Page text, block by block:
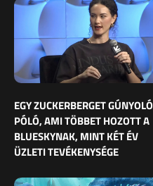
EGY ZUCKERBERGET GÚNYOLÓ
PÓLÓ, AMI TÖBBET HOZOTT A
BLUESKYNAK, MINT KÉT ÉV
ÜZLETI TEVÉKENYSÉGE